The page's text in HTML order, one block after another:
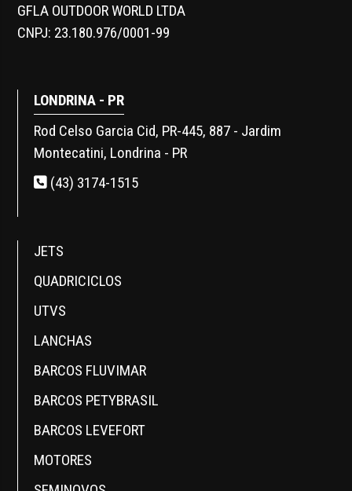
GFLA OUTDOOR WORLD LTDA
CNPJ: 23.180.976/0001-99
LONDRINA - PR
Rod Celso Garcia Cid, PR-445, 887 - Jardim
Montecatini, Londrina - PR
(43) 3174-1515
JETS
QUADRICICLOS
UTVS
LANCHAS
BARCOS FLUVIMAR
BARCOS PETYBRASIL
BARCOS LEVEFORT
MOTORES